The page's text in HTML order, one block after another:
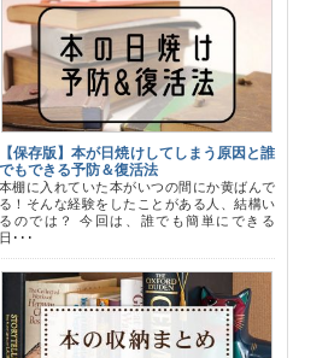
【保存版】本が日焼けしてしまう原因と誰
でもできる予防＆復活法
本棚に入れていた本がいつの間にか黄ばんで
る！そんな経験をしたことがある人、結構い
るのでは？ 今回は、誰でも簡単にできる
日･･･